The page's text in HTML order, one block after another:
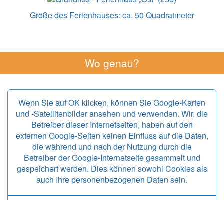
Größe des Ferienhauses: ca. 50 Quadratmeter
Wo genau?
Wenn Sie auf OK klicken, können Sie Google-Karten
und -Satellitenbilder ansehen und verwenden. Wir, die
Betreiber dieser Internetseiten, haben auf den
externen Google-Seiten keinen Einfluss auf die Daten,
die während und nach der Nutzung durch die
Betreiber der Google-Internetseite gesammelt und
gespeichert werden. Dies können sowohl Cookies als
auch Ihre personenbezogenen Daten sein.